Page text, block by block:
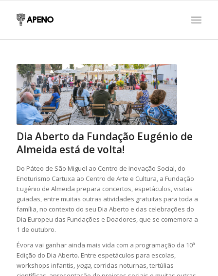
Dia Aberto da Fundação Eugénio de
Almeida está de volta!
Do Páteo de São Miguel ao Centro de Inovação Social, do
Enoturismo Cartuxa ao Centro de Arte e Cultura, a Fundação
Eugénio de Almeida prepara concertos, espetáculos, visitas
guiadas, entre muitas outras atividades gratuitas para toda a
família, no contexto do seu Dia Aberto e das celebrações do
Dia Europeu das Fundações e Doadores, que se comemora a
1 de outubro.
Évora vai ganhar ainda mais vida com a programação da 10ª
Edição do Dia Aberto. Entre espetáculos para escolas,
workshops infantis, yoga, corridas noturnas, tertúlias